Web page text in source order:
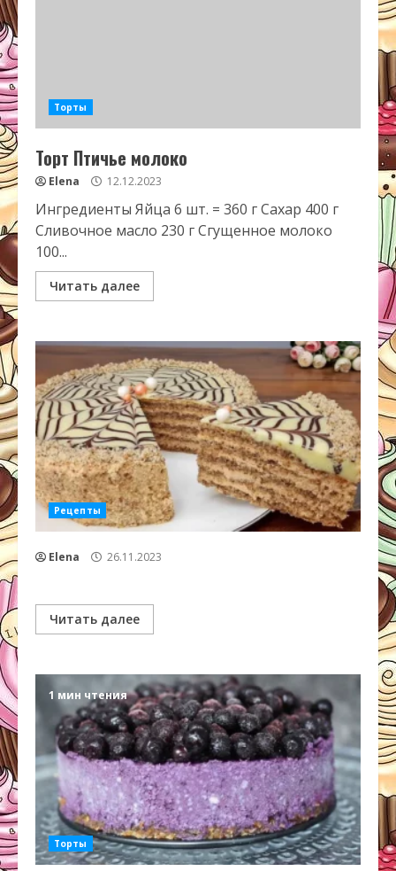
Торты
Торт Птичье молоко
Elena 12.12.2023
Ингредиенты Яйца 6 шт. = 360 г Сахар 400 г
Сливочное масло 230 г Сгущенное молоко
100...
Читать далее
Рецепты
Elena 26.11.2023
Читать далее
1 мин чтения
Торты